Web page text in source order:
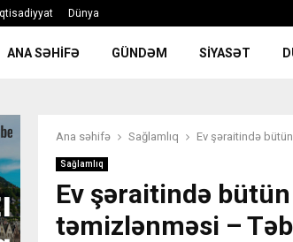
Dünya
ANA SƏHIFƏ GÜNDƏM SIYASƏT
Ana səhifə Sağlamlıq Ev şəraitində
Sağlamlıq
Ev şəraitində
təmizlənməsi –